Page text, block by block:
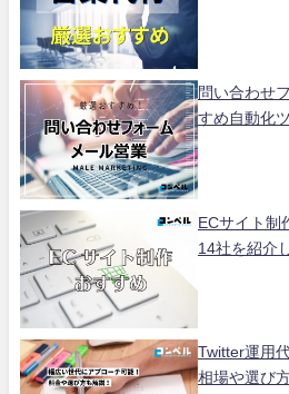
問い合わせ
すめ自動化
ECサイト制
14社を紹介
Twitter運用
相場や選び